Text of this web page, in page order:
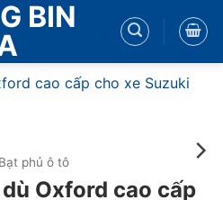
Bạt phủ ô tô
Oxford cao cấp